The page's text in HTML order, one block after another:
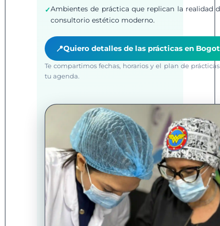
Ambientes de práctica que replican la realidad
consultorio estético moderno.
📍Quiero detalles de las prácticas en
Te compartimos fechas, horarios y el plan de
tu agenda.